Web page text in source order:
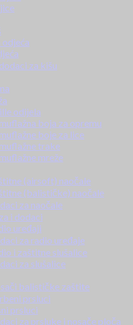
za kišu
odijela
boja za opremu
boje za lice
trake
mreže
(airsoft) naočale
(balističke) naočale
za naočale
i dodaci
uređaji
za radio uređaje
i zaštitne slušalice
za slušalice
balističke zaštite
prsluci
prsluci
za prsluke i nosače ploča